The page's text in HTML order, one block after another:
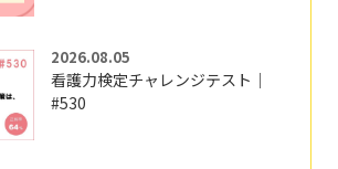
2026.08.05
看護力検定チャレンジテスト｜
#530